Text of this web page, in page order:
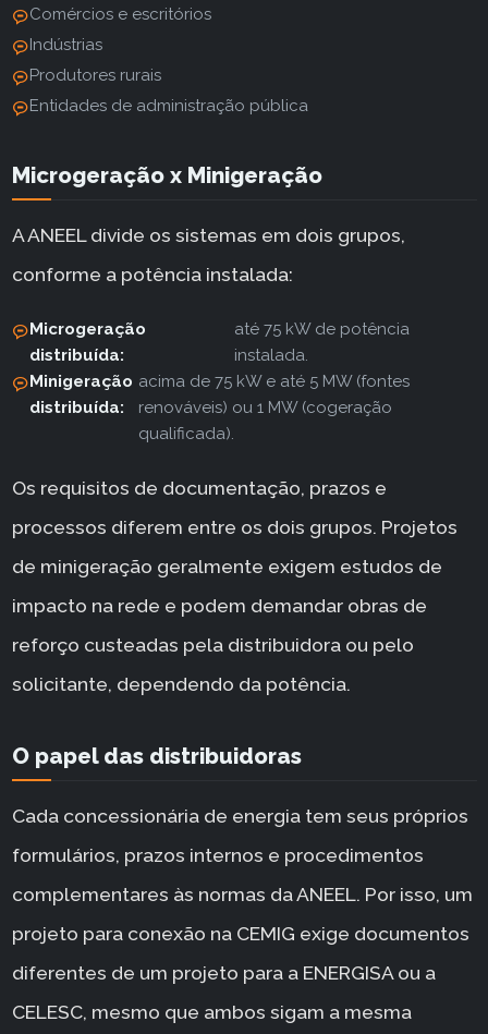
Comércios e escritórios
Indústrias
Produtores rurais
Entidades de administração pública
Microgeração x Minigeração
A ANEEL divide os sistemas em dois grupos,
conforme a potência instalada:
Microgeração
distribuída:
até 75 kW de potência
instalada.
Minigeração
distribuída:
acima de 75 kW e até 5 MW (fontes
renováveis) ou 1 MW (cogeração
qualificada).
Os requisitos de documentação, prazos e
processos diferem entre os dois grupos. Projetos
de minigeração geralmente exigem estudos de
impacto na rede e podem demandar obras de
reforço custeadas pela distribuidora ou pelo
solicitante, dependendo da potência.
O papel das distribuidoras
Cada concessionária de energia tem seus próprios
formulários, prazos internos e procedimentos
complementares às normas da ANEEL. Por isso, um
projeto para conexão na CEMIG exige documentos
diferentes de um projeto para a ENERGISA ou a
CELESC, mesmo que ambos sigam a mesma